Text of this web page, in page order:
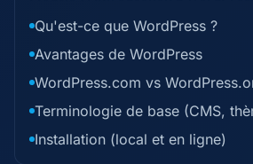
Qu'est-ce que WordPress ?
Avantages de WordPress
WordPress.com vs
Terminologie de base (CMS,
Installation (local et en ligne)